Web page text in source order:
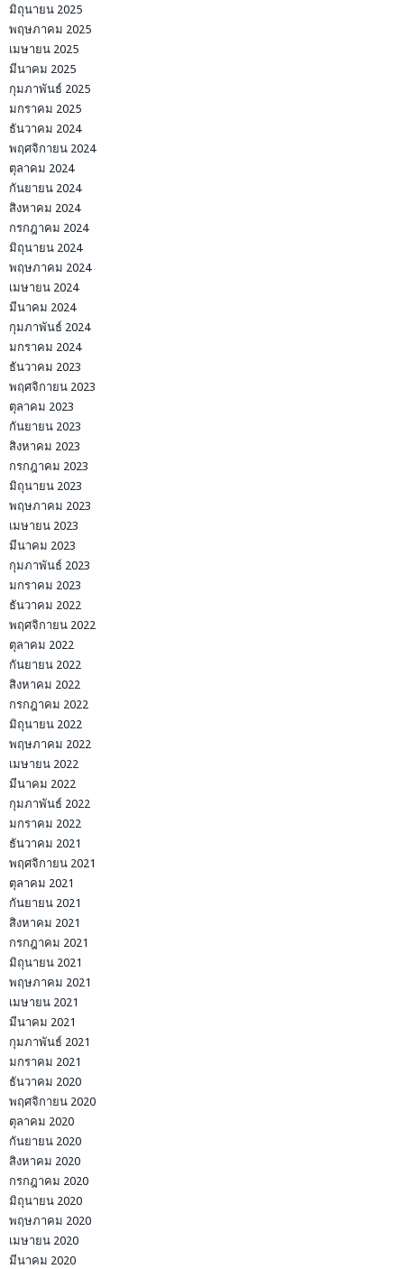
มิถุนายน 2025
พฤษภาคม 2025
เมษายน 2025
มีนาคม 2025
กุมภาพันธ์ 2025
มกราคม 2025
ธันวาคม 2024
พฤศจิกายน 2024
ตุลาคม 2024
กันยายน 2024
สิงหาคม 2024
กรกฎาคม 2024
มิถุนายน 2024
พฤษภาคม 2024
เมษายน 2024
มีนาคม 2024
กุมภาพันธ์ 2024
มกราคม 2024
ธันวาคม 2023
พฤศจิกายน 2023
ตุลาคม 2023
กันยายน 2023
สิงหาคม 2023
กรกฎาคม 2023
มิถุนายน 2023
พฤษภาคม 2023
เมษายน 2023
มีนาคม 2023
กุมภาพันธ์ 2023
มกราคม 2023
ธันวาคม 2022
พฤศจิกายน 2022
ตุลาคม 2022
กันยายน 2022
สิงหาคม 2022
กรกฎาคม 2022
มิถุนายน 2022
พฤษภาคม 2022
เมษายน 2022
มีนาคม 2022
กุมภาพันธ์ 2022
มกราคม 2022
ธันวาคม 2021
พฤศจิกายน 2021
ตุลาคม 2021
กันยายน 2021
สิงหาคม 2021
กรกฎาคม 2021
มิถุนายน 2021
พฤษภาคม 2021
เมษายน 2021
มีนาคม 2021
กุมภาพันธ์ 2021
มกราคม 2021
ธันวาคม 2020
พฤศจิกายน 2020
ตุลาคม 2020
กันยายน 2020
สิงหาคม 2020
กรกฎาคม 2020
มิถุนายน 2020
พฤษภาคม 2020
เมษายน 2020
มีนาคม 2020